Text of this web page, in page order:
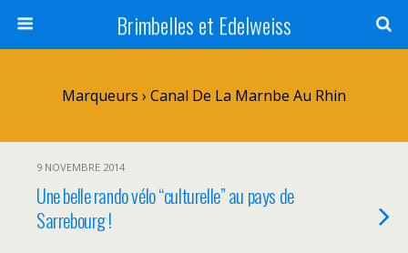
Brimbelles et Edelweiss
Marqueurs › Canal De La Marnbe Au Rhin
9 NOVEMBRE 2014
Une belle rando vélo “culturelle” au pays de
Sarrebourg !